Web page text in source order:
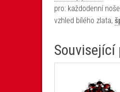
pro: každodenní
vzhled bílého zlata,
Související